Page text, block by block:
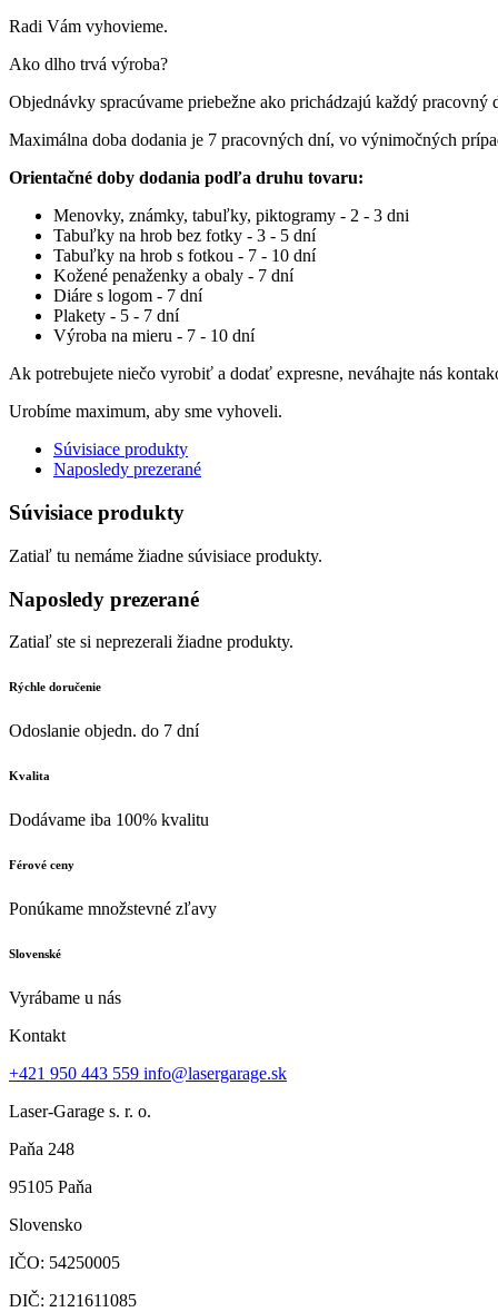
Radi Vám vyhovieme.
Ako dlho trvá výroba?
Objednávky spracúvame priebežne ako prichádzajú každý pracovný
Maximálna doba dodania je 7 pracovných dní, vo výnimočných
Orientačné doby dodania podľa druhu tovaru:
Menovky, známky, tabuľky, piktogramy - 2 - 3 dni
Tabuľky na hrob bez fotky - 3 - 5 dní
Tabuľky na hrob s fotkou - 7 - 10 dní
Kožené penaženky a obaly - 7 dní
Diáre s logom - 7 dní
Plakety - 5 - 7 dní
Výroba na mieru - 7 - 10 dní
Ak potrebujete niečo vyrobiť a dodať expresne, neváhajte nás
Urobíme maximum, aby sme vyhoveli.
Súvisiace produkty
Naposledy prezerané
Súvisiace produkty
Zatiaľ tu nemáme žiadne súvisiace produkty.
Naposledy prezerané
Zatiaľ ste si neprezerali žiadne produkty.
Rýchle doručenie
Odoslanie objedn. do 7 dní
Kvalita
Dodávame iba 100% kvalitu
Férové ceny
Ponúkame množstevné zľavy
Slovenské
Vyrábame u nás
Kontakt
+421 950 443 559 info@lasergarage.sk
Laser-Garage s. r. o.
Paňa 248
95105 Paňa
Slovensko
IČO: 54250005
DIČ: 2121611085